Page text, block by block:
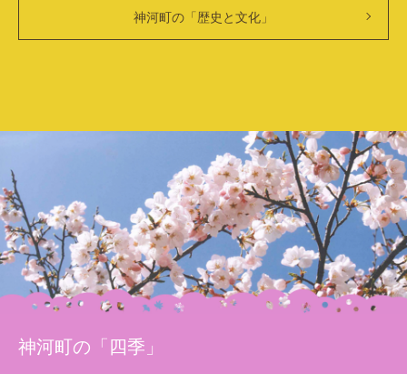
神河町の「歴史と文化」
神河町の「四季」